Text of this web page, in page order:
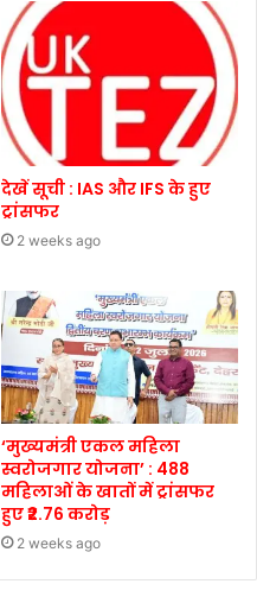
देखें सूची : IAS और IFS के हुए
ट्रांसफर
2 weeks ago
‘मुख्यमंत्री एकल महिला
स्वरोजगार योजना’ : 488
महिलाओं के खातों में ट्रांसफर
हुए ₹2.76 करोड़
2 weeks ago